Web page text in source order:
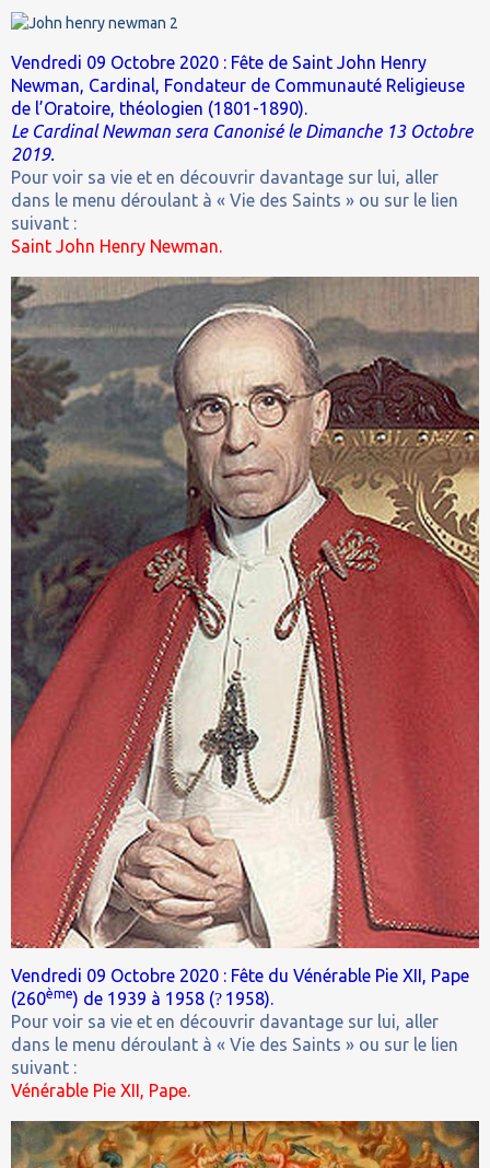
Vendredi 09 Octobre 2020 : Fête de Saint John Henry
Newman, Cardinal, Fondateur de Communauté Religieuse
de l’Oratoire, théologien (1801-1890).
Le Cardinal Newman sera Canonisé le Dimanche 13 Octobre
2019.
Pour voir sa vie et en découvrir davantage sur lui, aller
dans le menu déroulant à « Vie des Saints » ou sur le lien
suivant :
Saint John Henry Newman.
Vendredi 09 Octobre 2020 : Fête du Vénérable Pie XII, Pape
(260ème) de 1939 à 1958 (? 1958).
Pour voir sa vie et en découvrir davantage sur lui, aller
dans le menu déroulant à « Vie des Saints » ou sur le lien
suivant :
Vénérable Pie XII, Pape.